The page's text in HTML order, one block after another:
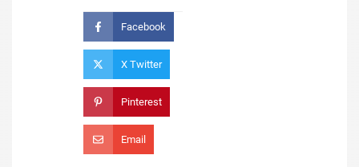
Facebook
X Twitter
Pinterest
Email